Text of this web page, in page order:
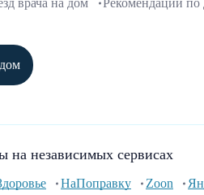
врача на дом Рекомендации
на независимых сервисах
НаПоправку Zoon